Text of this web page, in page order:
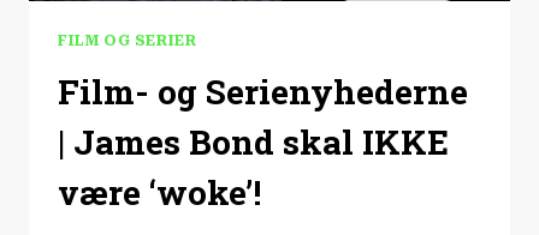
FILM OG SERIER
Film- og Serienyhederne
| James Bond skal IKKE
være ‘woke’!